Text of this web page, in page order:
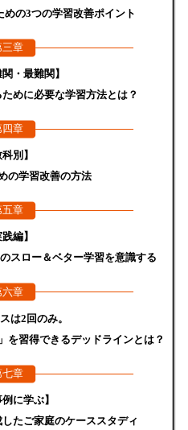
の3つの学習改善ポイント
三章
関・最難関】
めに必要な学習方法とは？
四章
科別】
の学習改善の方法
五章
践編】
スロー＆ベター学習を意識する
六章
は2回のみ。
を習得できるデッドラインとは？
七章
例に学ぶ】
たご家庭のケーススタディ